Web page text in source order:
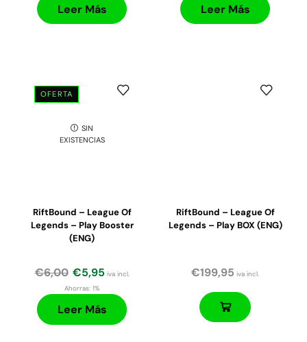
Leer Más Leer Más
OFERTA
SIN
EXISTENCIAS
RiftBound – League Of
Legends – Play Booster
(ENG)
€6,00 €5,95 iva incl.
Ahorras:1%
Leer Más
RiftBound – League Of
Legends – Play BOX (ENG)
€199,95 iva incl.